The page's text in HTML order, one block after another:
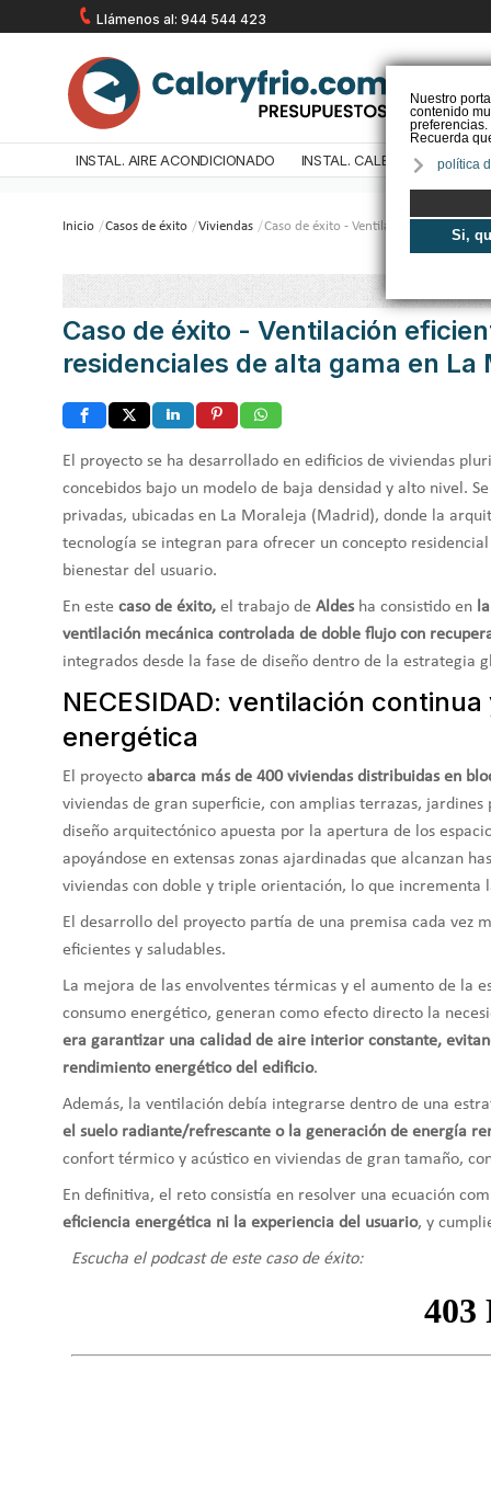
Nuestro
contenido
preferencias.
Recuerda
política
Si,
Llámenos al: 944 544 423
INSTAL. AIRE ACONDICIONADO INSTAL. CALEFACCIÓN
Inicio /Casos de éxito /Viviendas /Caso de éxito - Ventilación eficiente
Caso de éxito - Ventilación
residenciales de alta gama en La
El proyecto se ha desarrollado en edificios de viviendas
concebidos bajo un modelo de baja densidad y alto nivel.
privadas, ubicadas en La Moraleja (Madrid), donde la
tecnología se integran para ofrecer un concepto
bienestar del usuario.
En este caso de éxito, el trabajo de Aldes ha consistido en
ventilación mecánica controlada de doble flujo con
integrados desde la fase de diseño dentro de la estrategia
NECESIDAD: ventilación
energética
El proyecto abarca más de 400 viviendas distribuidas en
viviendas de gran superficie, con amplias terrazas,
diseño arquitectónico apuesta por la apertura de los
apoyándose en extensas zonas ajardinadas que alcanzan
viviendas con doble y triple orientación, lo que
El desarrollo del proyecto partía de una premisa cada vez
eficientes y saludables.
La mejora de las envolventes térmicas y el aumento de la
consumo energético, generan como efecto directo la
era garantizar una calidad de aire interior constante,
rendimiento energético del edificio.
Además, la ventilación debía integrarse dentro de una
el suelo radiante/refrescante o la generación de energía
confort térmico y acústico en viviendas de gran tamaño,
En definitiva, el reto consistía en resolver una ecuación
eficiencia energética ni la experiencia del usuario, y
Escucha el podcast de este caso de éxito: